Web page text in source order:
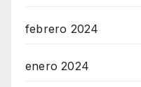
febrero 2024
enero 2024